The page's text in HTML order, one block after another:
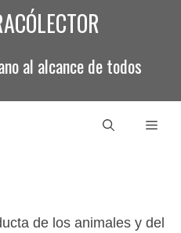
al alcance de todos
de los animales y del